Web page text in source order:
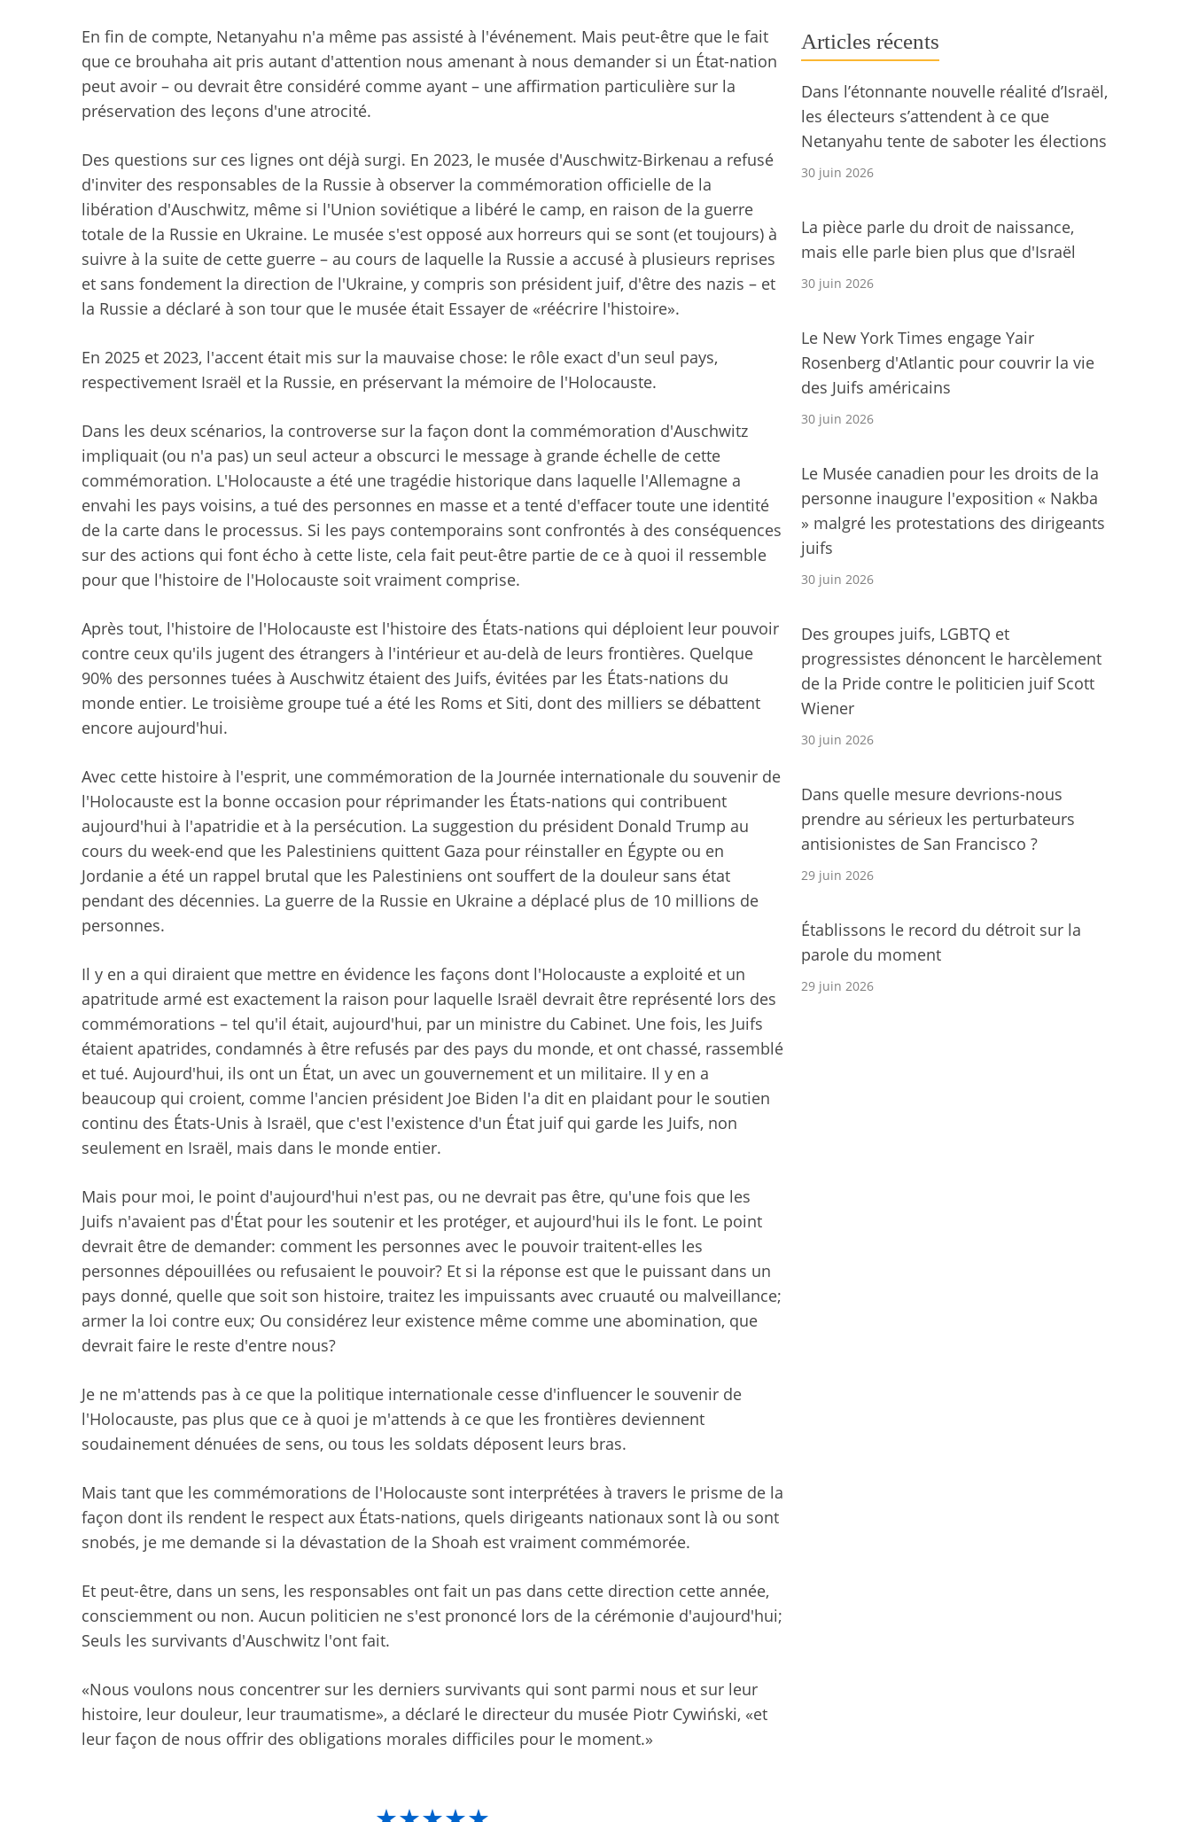
En fin de compte, Netanyahu n'a même pas assisté à l'événement. Mais peut-être que le fait
que ce brouhaha ait pris autant d'attention nous amenant à nous demander si un État-nation
peut avoir – ou devrait être considéré comme ayant – une affirmation particulière sur la
préservation des leçons d'une atrocité.
Des questions sur ces lignes ont déjà surgi. En 2023, le musée d'Auschwitz-Birkenau a refusé
d'inviter des responsables de la Russie à observer la commémoration officielle de la
libération d'Auschwitz, même si l'Union soviétique a libéré le camp, en raison de la guerre
totale de la Russie en Ukraine. Le musée s'est opposé aux horreurs qui se sont (et toujours) à
suivre à la suite de cette guerre – au cours de laquelle la Russie a accusé à plusieurs reprises
et sans fondement la direction de l'Ukraine, y compris son président juif, d'être des nazis – et
la Russie a déclaré à son tour que le musée était Essayer de «réécrire l'histoire».
En 2025 et 2023, l'accent était mis sur la mauvaise chose: le rôle exact d'un seul pays,
respectivement Israël et la Russie, en préservant la mémoire de l'Holocauste.
Dans les deux scénarios, la controverse sur la façon dont la commémoration d'Auschwitz
impliquait (ou n'a pas) un seul acteur a obscurci le message à grande échelle de cette
commémoration. L'Holocauste a été une tragédie historique dans laquelle l'Allemagne a
envahi les pays voisins, a tué des personnes en masse et a tenté d'effacer toute une identité
de la carte dans le processus. Si les pays contemporains sont confrontés à des conséquences
sur des actions qui font écho à cette liste, cela fait peut-être partie de ce à quoi il ressemble
pour que l'histoire de l'Holocauste soit vraiment comprise.
Après tout, l'histoire de l'Holocauste est l'histoire des États-nations qui déploient leur pouvoir
contre ceux qu'ils jugent des étrangers à l'intérieur et au-delà de leurs frontières. Quelque
90% des personnes tuées à Auschwitz étaient des Juifs, évitées par les États-nations du
monde entier. Le troisième groupe tué a été les Roms et Siti, dont des milliers se débattent
encore aujourd'hui.
Avec cette histoire à l'esprit, une commémoration de la Journée internationale du souvenir de
l'Holocauste est la bonne occasion pour réprimander les États-nations qui contribuent
aujourd'hui à l'apatridie et à la persécution. La suggestion du président Donald Trump au
cours du week-end que les Palestiniens quittent Gaza pour réinstaller en Égypte ou en
Jordanie a été un rappel brutal que les Palestiniens ont souffert de la douleur sans état
pendant des décennies. La guerre de la Russie en Ukraine a déplacé plus de 10 millions de
personnes.
Il y en a qui diraient que mettre en évidence les façons dont l'Holocauste a exploité et un
apatritude armé est exactement la raison pour laquelle Israël devrait être représenté lors des
commémorations – tel qu'il était, aujourd'hui, par un ministre du Cabinet. Une fois, les Juifs
étaient apatrides, condamnés à être refusés par des pays du monde, et ont chassé, rassemblé
et tué. Aujourd'hui, ils ont un État, un avec un gouvernement et un militaire. Il y en a
beaucoup qui croient, comme l'ancien président Joe Biden l'a dit en plaidant pour le soutien
continu des États-Unis à Israël, que c'est l'existence d'un État juif qui garde les Juifs, non
seulement en Israël, mais dans le monde entier.
Mais pour moi, le point d'aujourd'hui n'est pas, ou ne devrait pas être, qu'une fois que les
Juifs n'avaient pas d'État pour les soutenir et les protéger, et aujourd'hui ils le font. Le point
devrait être de demander: comment les personnes avec le pouvoir traitent-elles les
personnes dépouillées ou refusaient le pouvoir? Et si la réponse est que le puissant dans un
pays donné, quelle que soit son histoire, traitez les impuissants avec cruauté ou malveillance;
armer la loi contre eux; Ou considérez leur existence même comme une abomination, que
devrait faire le reste d'entre nous?
Je ne m'attends pas à ce que la politique internationale cesse d'influencer le souvenir de
l'Holocauste, pas plus que ce à quoi je m'attends à ce que les frontières deviennent
soudainement dénuées de sens, ou tous les soldats déposent leurs bras.
Mais tant que les commémorations de l'Holocauste sont interprétées à travers le prisme de la
façon dont ils rendent le respect aux États-nations, quels dirigeants nationaux sont là ou sont
snobés, je me demande si la dévastation de la Shoah est vraiment commémorée.
Et peut-être, dans un sens, les responsables ont fait un pas dans cette direction cette année,
consciemment ou non. Aucun politicien ne s'est prononcé lors de la cérémonie d'aujourd'hui;
Seuls les survivants d'Auschwitz l'ont fait.
«Nous voulons nous concentrer sur les derniers survivants qui sont parmi nous et sur leur
histoire, leur douleur, leur traumatisme», a déclaré le directeur du musée Piotr Cywiński, «et
leur façon de nous offrir des obligations morales difficiles pour le moment.»
Articles récents
Dans l’étonnante nouvelle réalité d’Israël,
les électeurs s’attendent à ce que
Netanyahu tente de saboter les élections
30 juin 2026
La pièce parle du droit de naissance,
mais elle parle bien plus que d'Israël
30 juin 2026
Le New York Times engage Yair
Rosenberg d'Atlantic pour couvrir la vie
des Juifs américains
30 juin 2026
Le Musée canadien pour les droits de la
personne inaugure l'exposition « Nakba
» malgré les protestations des dirigeants
juifs
30 juin 2026
Des groupes juifs, LGBTQ et
progressistes dénoncent le harcèlement
de la Pride contre le politicien juif Scott
Wiener
30 juin 2026
Dans quelle mesure devrions-nous
prendre au sérieux les perturbateurs
antisionistes de San Francisco ?
29 juin 2026
Établissons le record du détroit sur la
parole du moment
29 juin 2026